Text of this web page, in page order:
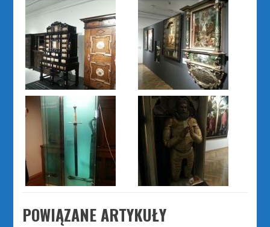
POWIĄZANE ARTYKUŁY